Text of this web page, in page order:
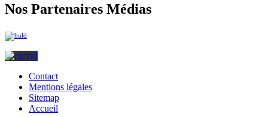
Nos Partenaires Médias
Contact
Mentions légales
Sitemap
Accueil